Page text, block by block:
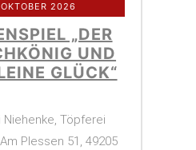
2026
„DER
UND
GLÜCK“
Töpferei
Plessen 51, 49205